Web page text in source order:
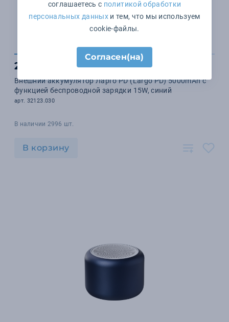
2 722 ₽
Внешний аккумулятор Ларго PD (Largo PD) 5000mAh с
функцией беспроводной зарядки 15W, синий
арт. 32123.030
В наличии 2996 шт.
В корзину
соглашаетесь с политикой обработки
персональных данныхи тем, что мы используем
cookie-файлы.
Согласен(на)